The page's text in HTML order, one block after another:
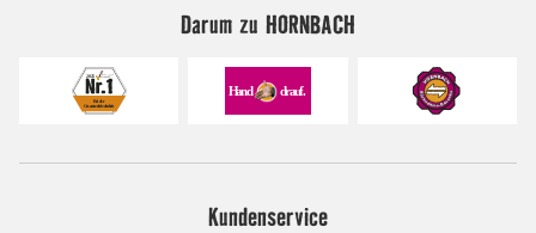
Darum zu HORNBACH
Kundenservice